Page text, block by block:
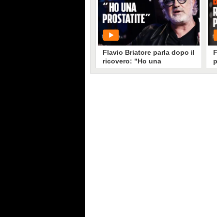
PLAY
10582 • diSocial Spettacolo
Flavio Briatore parla dopo il
ricovero: "Ho una
prostatite. Non so se sono